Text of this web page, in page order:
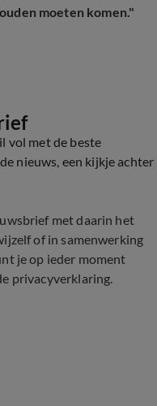
moeten komen."
vol met de beste
nieuws, een kijkje achter
met daarin het
of in samenwerking
je op ieder moment
privacyverklaring.